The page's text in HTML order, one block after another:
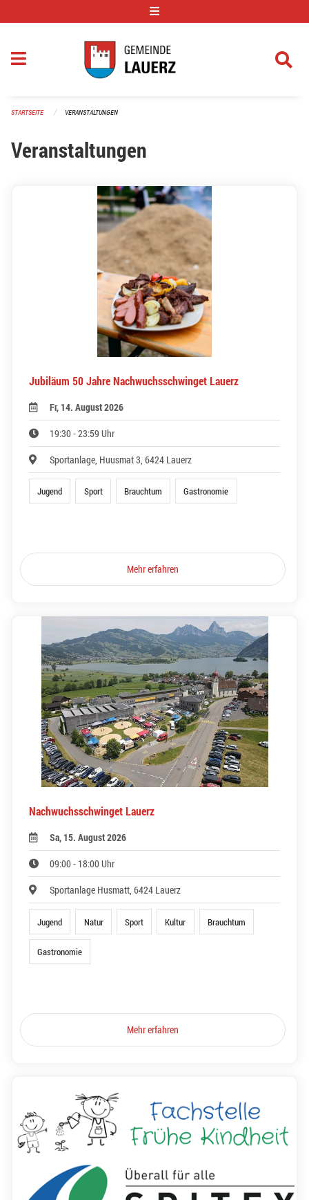
STARTSEITE VERANSTALTUNGEN
Veranstaltungen
Jubiläum 50 Jahre Nachwuchsschwinget Lauerz
Fr, 14. August 2026
19:30 - 23:59 Uhr
Sportanlage, Huusmat 3, 6424 Lauerz
Jugend Sport Brauchtum Gastronomie
Mehr erfahren
Nachwuchsschwinget Lauerz
Sa, 15. August 2026
09:00 - 18:00 Uhr
Sportanlage Husmatt, 6424 Lauerz
Jugend Natur Sport Kultur Brauchtum
Gastronomie
Mehr erfahren